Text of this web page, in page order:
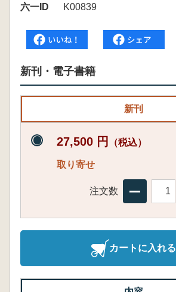
六一ID
K00839
新刊・電子書籍
新刊
27,500 円 （税込）
取り寄せ
注文数
カートに入れる